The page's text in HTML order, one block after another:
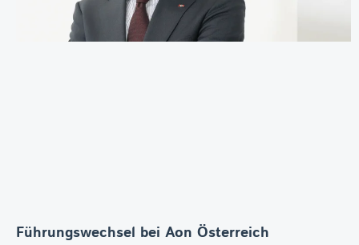
Führungswechsel bei Aon Österreich